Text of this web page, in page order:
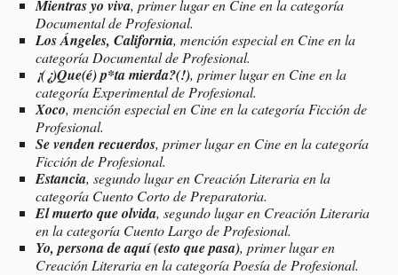
Mientras yo viva, primer lugar en Cine en la categoría
Documental de Profesional.
Los Ángeles, California, mención especial en Cine en la
categoría Documental de Profesional.
¡(¿)Que(é) p*ta mierda?(!), primer lugar en Cine en la
categoría Experimental de Profesional.
Xoco, mención especial en Cine en la categoría Ficción de
Profesional.
Se venden recuerdos, primer lugar en Cine en la categoría
Ficción de Profesional.
Estancia, segundo lugar en Creación Literaria en la
categoría Cuento Corto de Preparatoria.
El muerto que olvida, segundo lugar en Creación Literaria
en la categoría Cuento Largo de Profesional.
Yo, persona de aquí (esto que pasa), primer lugar en
Creación Literaria en la categoría Poesía de Profesional.